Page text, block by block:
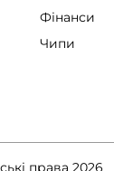
Фінанси
Чипи
права 2026